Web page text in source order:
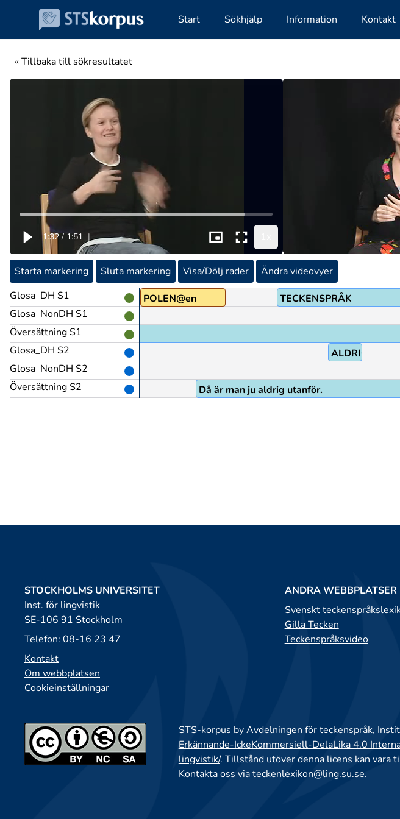
Start Sökhjälp Information Kontakt
« Tillbaka till sökresultatet
1:32 / 1:51 |
Starta markering Sluta markering Visa/Dölj rader
Ändra videovyer
Glosa_DH S1
Glosa_NonDH S1
Översättning S1
Glosa_DH S2
Glosa_NonDH S2
Översättning S2
TECKNA-FLYT POLEN@en TECKENSPRÅK
ALDRIG
Då är man ju aldrig utanför.
STOCKHOLMS UNIVERSITET
Inst. för lingvistik
SE-106 91 Stockholm
Telefon: 08-16 23 47
Kontakt
Om webbplatsen
Cookieinställningar
ANDRA WEBBPLATSER
Svenskt
Gilla Tecken
Teckenspråksvideo
STS-korpus byAvdelningen för teckenspråk,
Erkännande-IckeKommersiell-DelaLika 4.0
lingvistik/. Tillstånd utöver denna licens kan vara
Kontakta oss viateckenlexikon@ling.su.se.